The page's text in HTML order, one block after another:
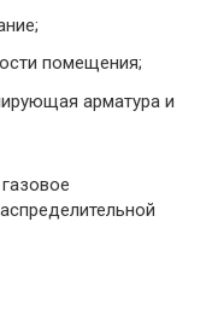
помещения;
арматура и